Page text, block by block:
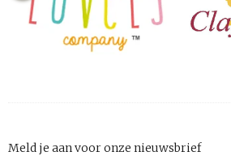
Meld je aan voor onze nieuwsbrief